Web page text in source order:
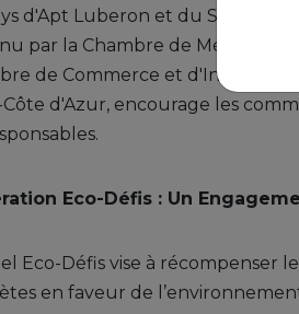
d'Apt Luberon et du Sud
par la Chambre de Métiers et
de Commerce et d'Industrie
d'Azur, encourage les
Eco-Défis : Un
Eco-Défis vise à récompenser
en faveur de